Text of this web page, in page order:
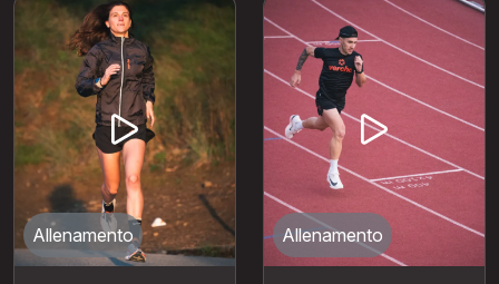
Allenamento Allenamento